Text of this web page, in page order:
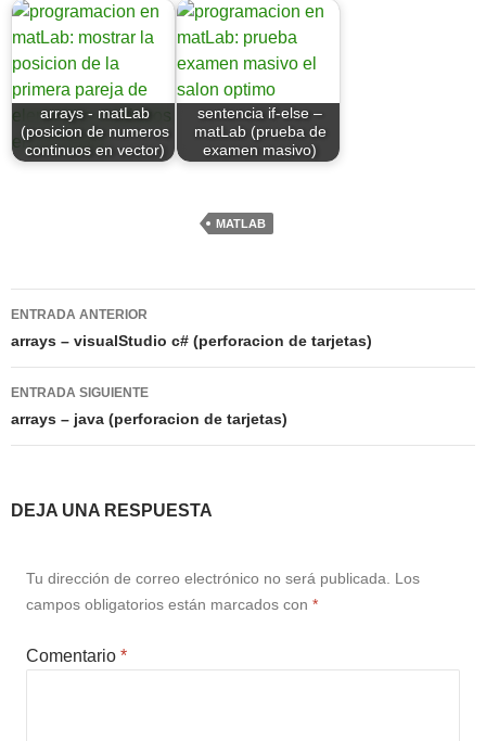
arrays - matLab
(posicion de numeros
continuos en vector)
sentencia if-else –
matLab (prueba de
examen masivo)
MATLAB
Navegación
de
entradas
ENTRADA ANTERIOR
arrays – visualStudio c# (perforacion de tarjetas)
ENTRADA SIGUIENTE
arrays – java (perforacion de tarjetas)
DEJA UNA RESPUESTA
Tu dirección de correo electrónico no será publicada.
Los
campos obligatorios están marcados con *
Comentario *